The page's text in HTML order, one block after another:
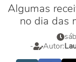
Algumas
no dia das
-
Autor: